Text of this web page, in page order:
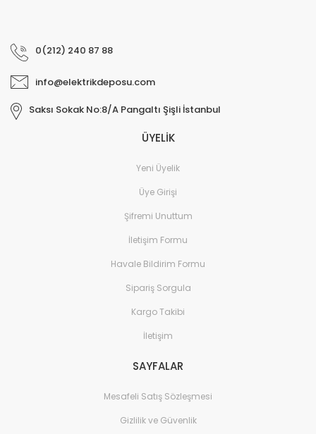
0(212) 240 87 88
info@elektrikdeposu.com
Saksı Sokak No:8/A Pangaltı Şişli İstanbul
ÜYELİK
Yeni Üyelik
Üye Girişi
Şifremi Unuttum
İletişim Formu
Havale Bildirim Formu
Sipariş Sorgula
Kargo Takibi
İletişim
SAYFALAR
Mesafeli Satış Sözleşmesi
Gizlilik ve Güvenlik